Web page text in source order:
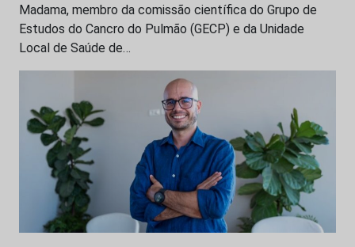
Madama, membro da comissão científica do Grupo de
Estudos do Cancro do Pulmão (GECP) e da Unidade
Local de Saúde de…